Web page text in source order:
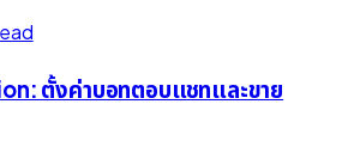
ตั้งค่าบอทตอบแชทและขาย